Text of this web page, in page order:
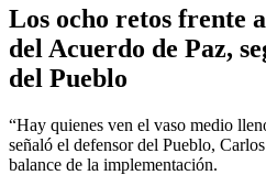
Los ocho retos frente
del Acuerdo de Paz,
del Pueblo
“Hay quienes ven el vaso medio
señaló el defensor del Pueblo,
balance de la implementación.